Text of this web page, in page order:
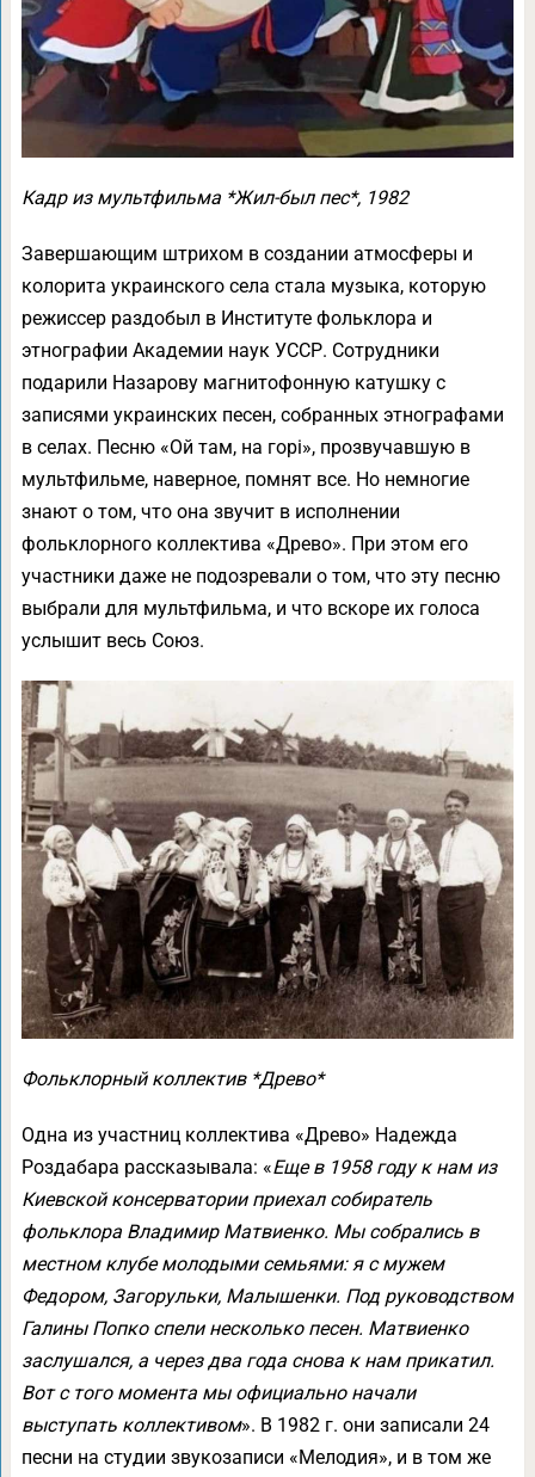
Кадр из мультфильма *Жил-был пес*, 1982
Завершающим штрихом в создании атмосферы и
колорита украинского села стала музыка, которую
режиссер раздобыл в Институте фольклора и
этнографии Академии наук УССР. Сотрудники
подарили Назарову магнитофонную катушку с
записями украинских песен, собранных этнографами
в селах. Песню «Ой там, на горі», прозвучавшую в
мультфильме, наверное, помнят все. Но немногие
знают о том, что она звучит в исполнении
фольклорного коллектива «Древо». При этом его
участники даже не подозревали о том, что эту песню
выбрали для мультфильма, и что вскоре их голоса
услышит весь Союз.
Фольклорный коллектив *Древо*
Одна из участниц коллектива «Древо» Надежда
Роздабара рассказывала: «Еще в 1958 году к нам из
Киевской консерватории приехал собиратель
фольклора Владимир Матвиенко. Мы собрались в
местном клубе молодыми семьями: я с мужем
Федором, Загорульки, Малышенки. Под руководством
Галины Попко спели несколько песен. Матвиенко
заслушался, а через два года снова к нам прикатил.
Вот с того момента мы официально начали
выступать коллективом». В 1982 г. они записали 24
песни на студии звукозаписи «Мелодия», и в том же